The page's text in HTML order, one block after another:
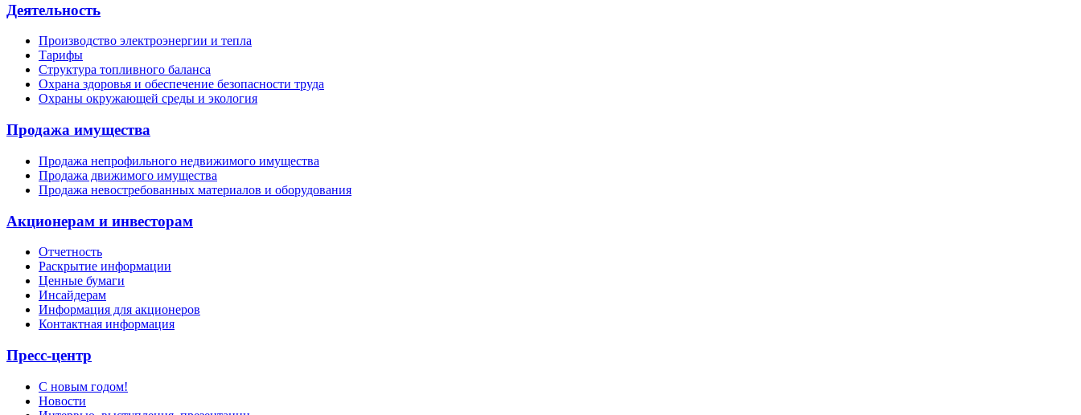
Деятельность
Производство электроэнергии и тепла
Тарифы
Структура топливного баланса
Охрана здоровья и обеспечение безопасности труда
Охраны окружающей среды и экология
Продажа имущества
Продажа непрофильного недвижимого имущества
Продажа движимого имущества
Продажа невостребованных материалов и оборудования
Акционерам и инвесторам
Отчетность
Раскрытие информации
Ценные бумаги
Инсайдерам
Информация для акционеров
Контактная информация
Пресс-центр
С новым годом!
Новости